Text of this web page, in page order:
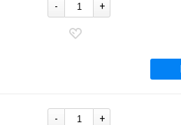
- +
- +